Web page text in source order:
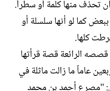
تحذف منها كلمة أو سطراً.
كما لو أنها سلسلة أو
كلها.‏
الرائعة قصة قرأتها
عاماً ما زالت ماثلة في